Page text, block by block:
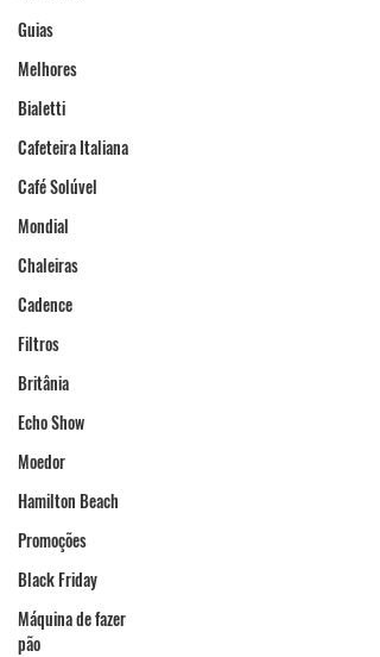
Guias
Melhores
Bialetti
Cafeteira Italiana
Café Solúvel
Mondial
Chaleiras
Cadence
Filtros
Britânia
Echo Show
Moedor
Hamilton Beach
Promoções
Black Friday
Máquina de fazer
pão